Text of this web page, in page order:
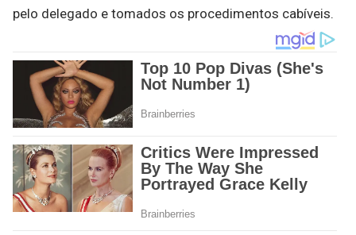
pelo delegado e tomados os procedimentos cabíveis.